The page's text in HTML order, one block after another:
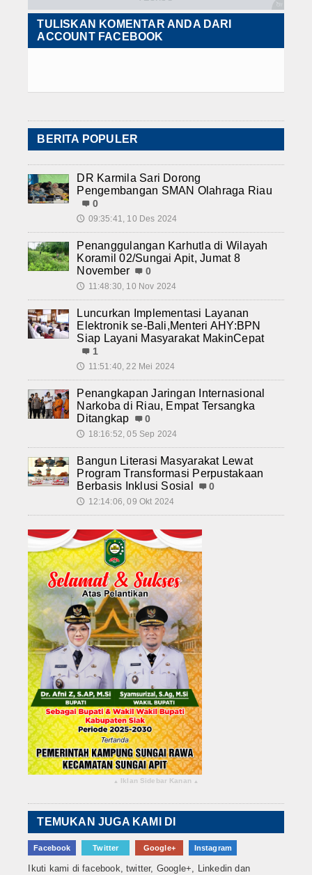
TULISKAN KOMENTAR ANDA DARI
ACCOUNT FACEBOOK
BERITA POPULER
DR Karmila Sari Dorong
Pengembangan SMAN Olahraga Riau
0
🕔 09:35:41, 10 Des 2024
Penanggulangan Karhutla di Wilayah
Koramil 02/Sungai Apit, Jumat 8
November
0
🕔 11:48:30, 10 Nov 2024
Luncurkan Implementasi Layanan
Elektronik se-Bali,Menteri AHY:BPN
Siap Layani Masyarakat MakinCepat
1
🕔 11:51:40, 22 Mei 2024
Penangkapan Jaringan Internasional
Narkoba di Riau, Empat Tersangka
Ditangkap
0
🕔 18:16:52, 05 Sep 2024
Bangun Literasi Masyarakat Lewat
Program Transformasi Perpustakaan
Berbasis Inklusi Sosial
0
🕔 12:14:06, 09 Okt 2024
▴ Iklan Sidebar Kanan ▴
TEMUKAN JUGA KAMI DI
Facebook Twitter Google+ Instagram
Ikuti kami di facebook, twitter, Google+, Linkedin dan